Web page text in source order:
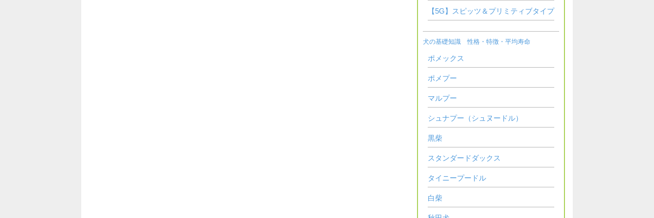
【5G】スピッツ＆プリミティブタイプ
犬の基礎知識 性格・特徴・平均寿命
ポメックス
ポメプー
マルプー
シュナプー（シュヌードル）
黒柴
スタンダードダックス
タイニープードル
白柴